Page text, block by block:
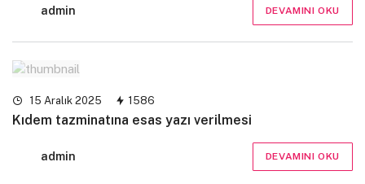
admin DEVAMINI OKU
15 Aralık 2025 1586
Kıdem tazminatına esas yazı verilmesi
admin DEVAMINI OKU